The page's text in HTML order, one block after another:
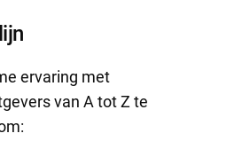
ervaring met
van A tot Z te